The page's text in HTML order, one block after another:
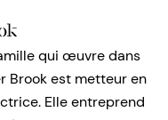
qui œuvre dans
Brook est metteur en
Elle entreprend